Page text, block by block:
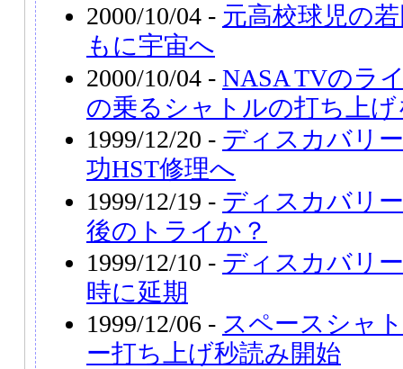
2000/10/04 - 元高校球児の
もに宇宙へ
2000/10/04 - NASA TVのラ
の乗るシャトルの打ち上
1999/12/20 - ディスカバリ
功HST修理へ
1999/12/19 - ディスカバリ
後のトライか？
1999/12/10 - ディスカバリ
時に延期
1999/12/06 - スペースシャ
ー打ち上げ秒読み開始